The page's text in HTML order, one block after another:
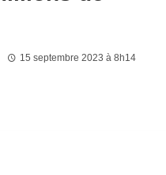
15 septembre 2023 à 8h14